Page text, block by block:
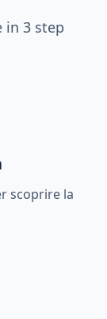
in 3 step
scoprire la